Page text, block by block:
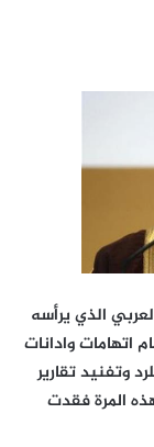
الذي يرأسه
اتهامات وادانات
وتفنيد تقارير
المرة فقدت